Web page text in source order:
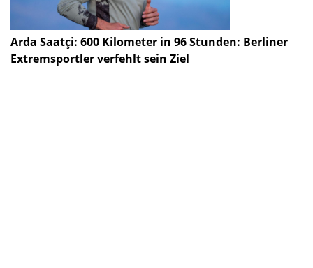
Arda Saatçi: 600 Kilometer in 96 Stunden: Berliner
Extremsportler verfehlt sein Ziel